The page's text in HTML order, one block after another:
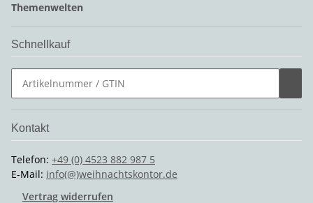
Themenwelten
Schnellkauf
Kontakt
Telefon: +49 (0) 4523 882 987 5
E-Mail: info(@)weihnachtskontor.de
Vertrag widerrufen